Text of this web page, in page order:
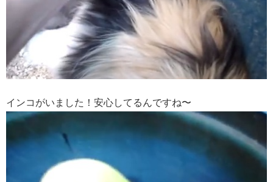
インコがいました！安心してるんですね〜